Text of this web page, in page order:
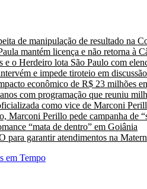
de manipulação de resultado na
mantém licença e não retorna à
e o Herdeiro lota São Paulo com
e impede tiroteio em
econômico de R$ 23 milhões
com programação que reuniu
como vice de Marconi
Marconi Perillo pede campanha de
“mata de dentro” em Goiânia
para garantir atendimentos na